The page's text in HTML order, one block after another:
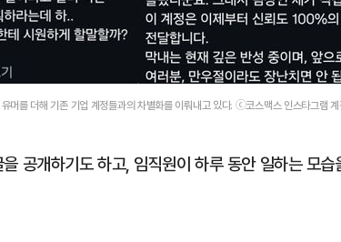
머를 더해 기존 기업 계정들과의 차별화를 이뤄내고 있다. ⓒ코스맥스 인스타그램 계
공개하기도 하고, 임직원이 하루 동안 일하는 모